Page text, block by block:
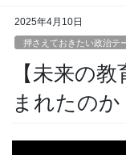
2025年4月10日
押さえておきたい政治テ
【未来の
まれたのか